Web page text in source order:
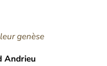
genèse
Andrieu